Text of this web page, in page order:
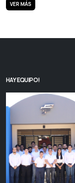
VER MÁS
HAY EQUIPO!